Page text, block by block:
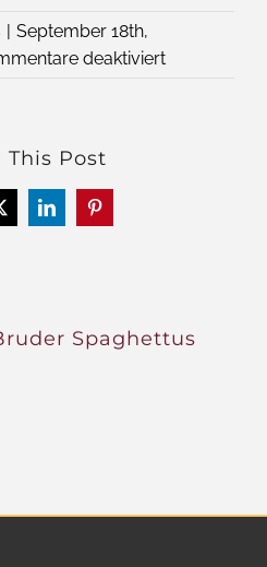
| September 18th,
deaktiviertfür
This Post
LinkedInPinterest
Spaghettus